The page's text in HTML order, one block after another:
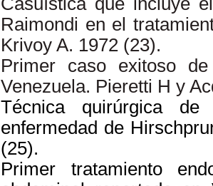
Raimondi en el
Krivoy A. 1972 (23).
Primer caso exitoso
Venezuela. Pieretti H y
Técnica quirúrgica de
enfermedad de
(25).
Primer tratamiento